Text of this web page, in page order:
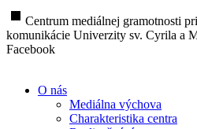
stop Centrum mediálnej gramotnosti
komunikácie Univerzity sv. Cyrila a
Facebook
O nás
Mediálna výchova
Charakteristika centra